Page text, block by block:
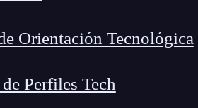
Orientación Tecnológica
Perfiles Tech